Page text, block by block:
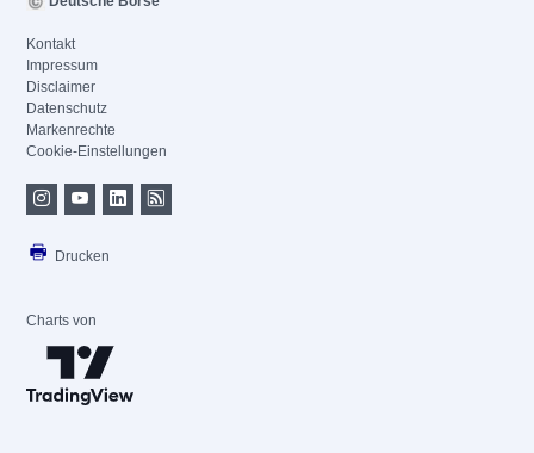
Kontakt
Impressum
Disclaimer
Datenschutz
Markenrechte
Cookie-Einstellungen
Drucken
Charts von